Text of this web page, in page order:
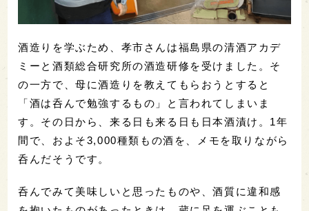
酒造りを学ぶため、孝市さんは福島県の清酒アカデ
ミーと酒類総合研究所の酒造研修を受けました。そ
の一方で、母に酒造りを教えてもらおうとすると
「酒は呑んで勉強するもの」と言われてしまいま
す。その日から、来る日も来る日も日本酒漬け。1年
間で、およそ3,000種類もの酒を、メモを取りながら
呑んだそうです。
呑んでみて美味しいと思ったものや、酒質に違和感